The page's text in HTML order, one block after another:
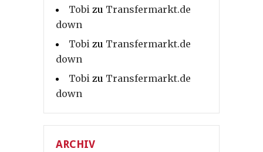
Tobi zu Transfermarkt.de
down
Tobi zu Transfermarkt.de
down
Tobi zu Transfermarkt.de
down
ARCHIV